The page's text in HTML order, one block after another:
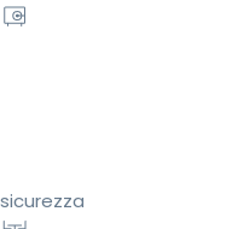
sicurezza